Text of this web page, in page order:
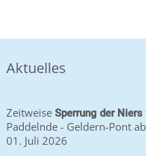
Aktuelles
Zeitweise Sperrung der Niers
Paddelnde - Geldern-Pont
01. Juli 2026